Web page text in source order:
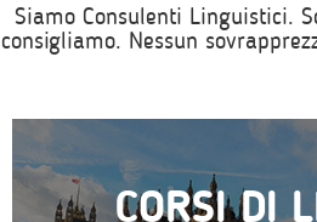
Siamo Consulenti Linguistici.
consigliamo. Nessun
CORSI DI